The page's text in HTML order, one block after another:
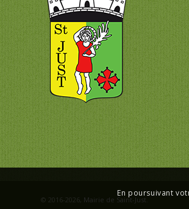
© 2016-2026, Mairie de Saint-Just
En poursuivant